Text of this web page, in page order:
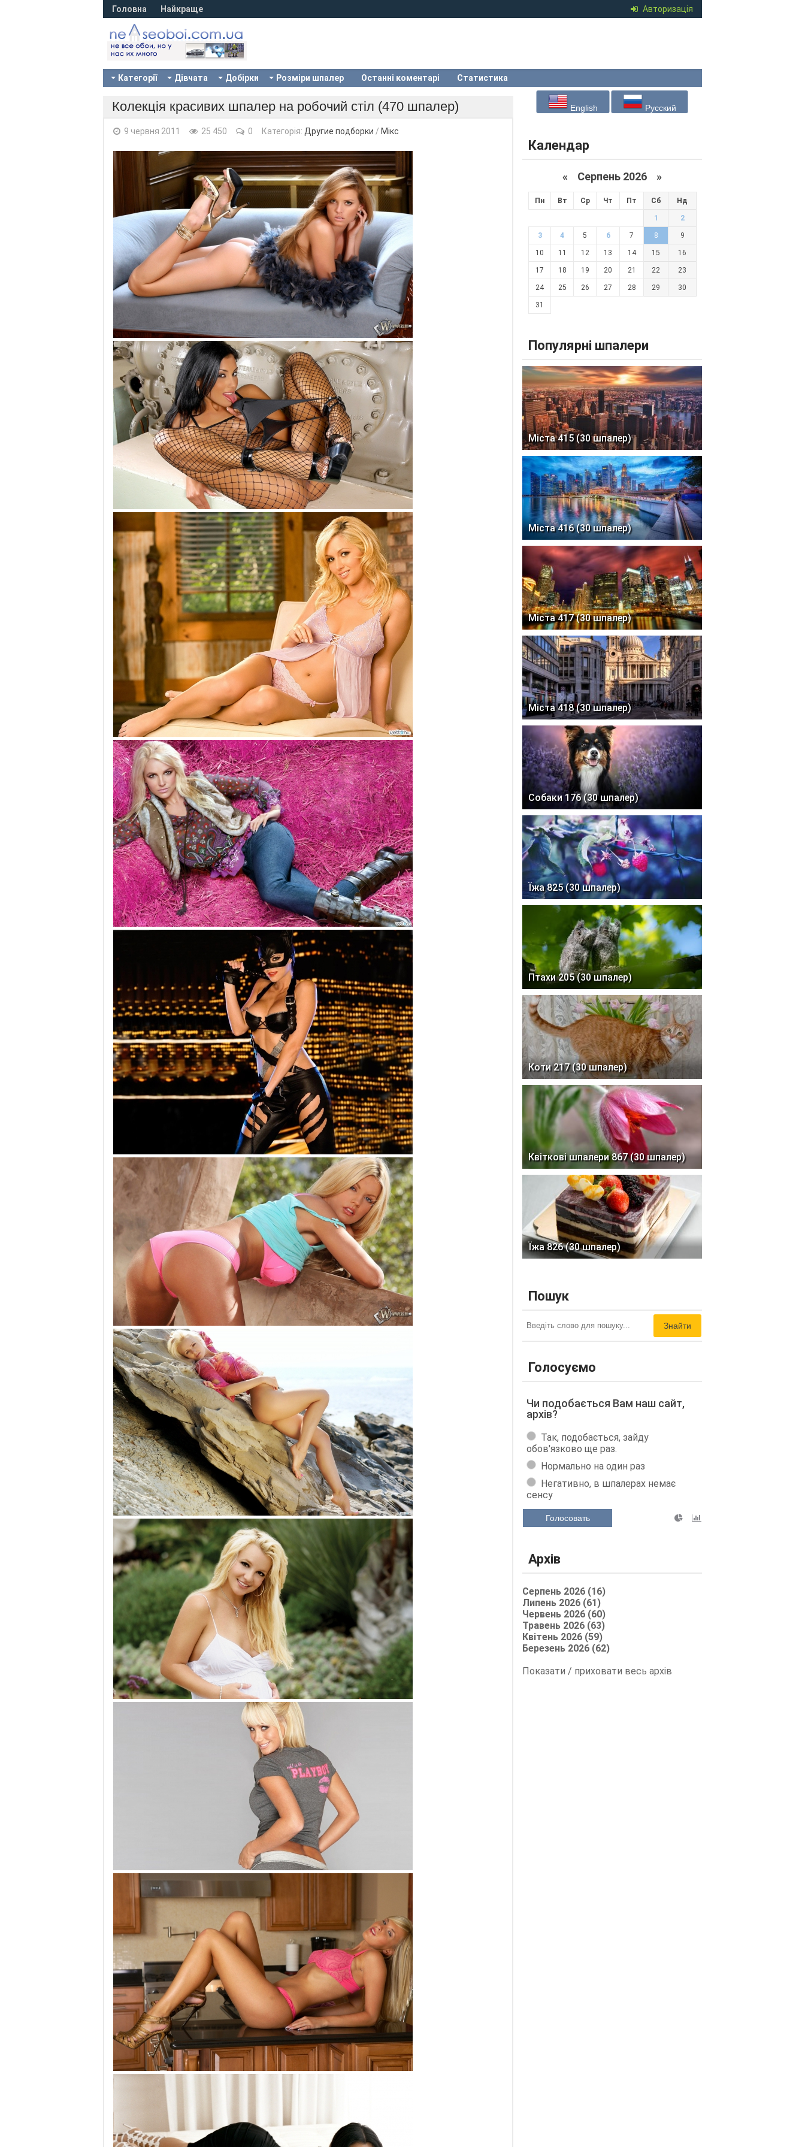
Авторизація
Головна Найкраще
Категорії Дівчата Добірки Розміри шпалер Останні коментарі Статистика
Колекція красивих шпалер на робочий стіл (470 шпалер)
9 червня 2011 25 450 0 Категорія: Другие подборки / Мікс
English Русский
Календар
« Серпень 2026 »
Пн Вт Ср Чт Пт Сб Нд
1 2
3 4 5 6 7 8 9
10 11 12 13 14 15 16
17 18 19 20 21 22 23
24 25 26 27 28 29 30
31
Популярні шпалери
Міста 415 (30 шпалер)
Міста 416 (30 шпалер)
Міста 417 (30 шпалер)
Міста 418 (30 шпалер)
Собаки 176 (30 шпалер)
Їжа 825 (30 шпалер)
Птахи 205 (30 шпалер)
Коти 217 (30 шпалер)
Квіткові шпалери 867 (30 шпалер)
Їжа 826 (30 шпалер)
Пошук
Знайти
Голосуємо
Чи подобається Вам наш сайт,
архів?
Так, подобається, зайду
обов'язково ще раз.
Нормально на один раз
Негативно, в шпалерах немає
сенсу
Голосовать
Архів
Серпень 2026 (16)
Липень 2026 (61)
Червень 2026 (60)
Травень 2026 (63)
Квітень 2026 (59)
Березень 2026 (62)
Показати / приховати весь архів